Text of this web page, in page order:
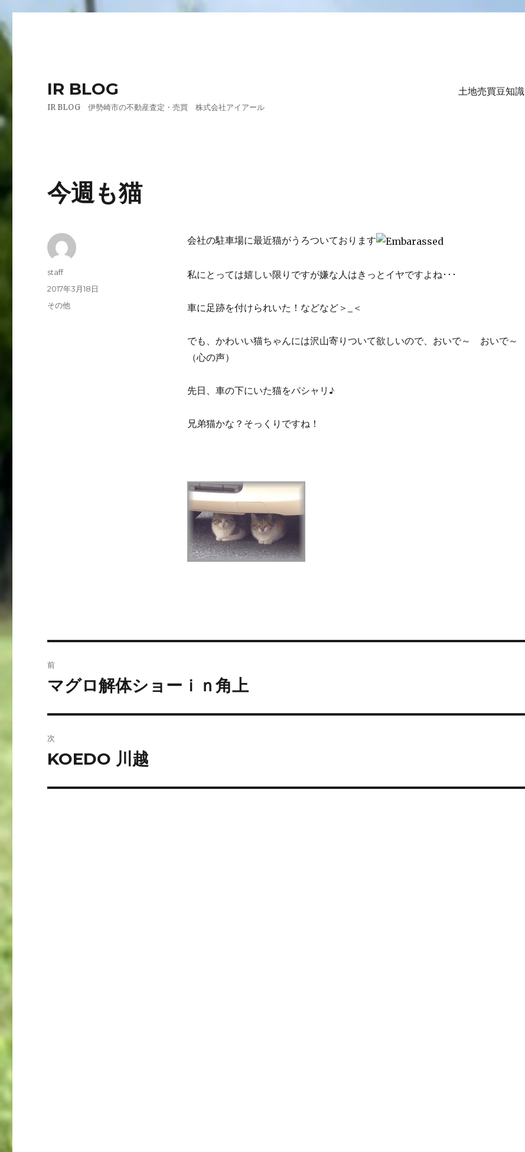
IR BLOG
IR BLOG 伊勢崎市の不動産査定・売買 株式会社アイアール
土地売買豆知識
今週も猫
会社の駐車場に最近猫がうろついております
私にとっては嬉しい限りですが嫌な人はきっとイヤですよね･･･
車に足跡を付けられいた！などなど＞_＜
でも、かわいい猫ちゃんには沢山寄りついて欲しいので、おいで～ おいで～
（心の声）
先日、車の下にいた猫をパシャリ♪
兄弟猫かな？そっくりですね！
投
staff
投
2017年3月18日
カ
その他
稿
ゲ
前
前
投
稿:
マグロ解体ショーｉｎ角上
次
次
投
KOEDO 川越